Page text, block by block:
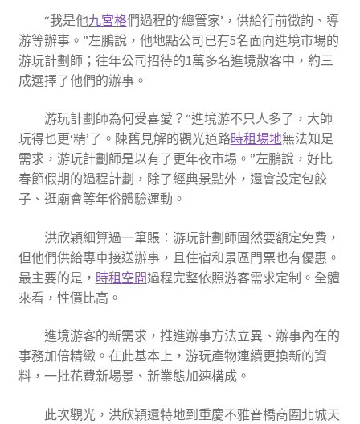
“我是他九宮格們過程的‘總管家’，供給行前徵詢、導
游等辦事。”左鵬說，他地點公司已有5名面向進境市場的
游玩計劃師；往年公司招待的1萬多名進境散客中，約三
成選擇了他們的辦事。
游玩計劃師為何受喜愛？“進境游不只人多了，大師
玩得也更‘精’了。陳舊見解的觀光道路時租場地無法知足
需求，游玩計劃師是以有了更年夜市場。”左鵬說，好比
春節假期的過程計劃，除了經典景點外，還會設定包餃
子、逛廟會等年俗體驗運動。
洪欣穎細算過一筆賬：游玩計劃師固然要額定免費，
但他們供給專車接送辦事，且住宿和景區門票也有優惠。
最主要的是， 時租空間過程完整依照游客需求定制。全體
來看，性價比高。
進境游客的新需求，推進辦事方法立異、辦事內在的
事務加倍精緻。在此基本上，游玩產物連續更換新的資
料，一批花費新場景、新業態加速構成。
此次觀光，洪欣穎還特地到重慶不雅音橋商圈北城天